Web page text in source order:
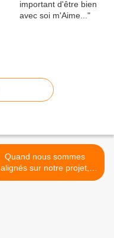
Quand nous sommes
alignés sur notre projet,
TOUT s'emboîte